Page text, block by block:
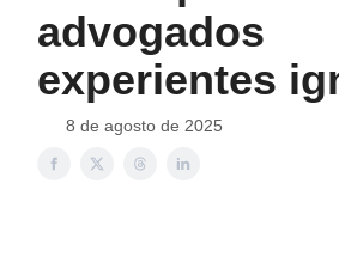
advogados
experientes
8 de agosto de 2025